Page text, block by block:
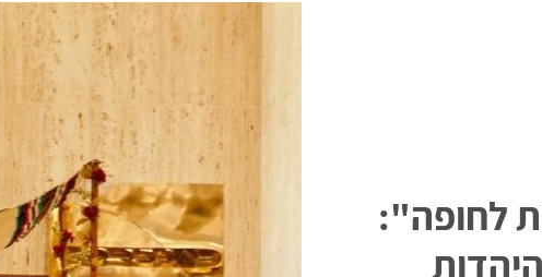
לחופה":